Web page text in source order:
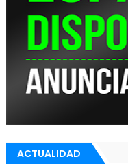
ACTUALIDAD